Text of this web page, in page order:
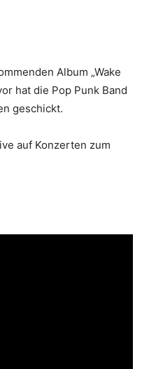
Album „Wake
hat die Pop Punk Band
geschickt.
auf Konzerten zum